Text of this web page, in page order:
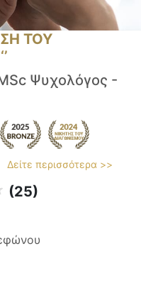
ΤΟΥ
Ψυχολόγος -
Δείτε περισσότερα >>
(25)